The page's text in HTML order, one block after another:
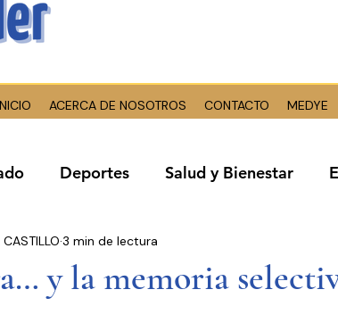
ACERCA DE NOSOTROS CONTACTO MEDYE
Deportes Salud y Bienestar
Entrevistas
y la memoria
CASTILLO 3 min de lectura